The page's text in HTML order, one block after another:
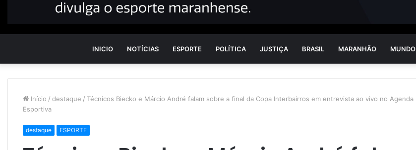
INICIO NOTÍCIAS ESPORTE POLÍTICA JUSTIÇA BRASIL MARANHÃO MUNDO
Início / destaque / Técnicos Biecko e Márcio André falam sobre a final da Copa Interbairros em entrevista ao vivo no Agenda
Esportiva
destaque ESPORTE